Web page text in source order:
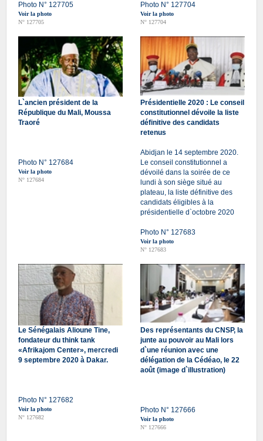
Photo N° 127705
Voir la photo
N° 127705
Photo N° 127704
Voir la photo
N° 127704
L`ancien président de la
République du Mali, Moussa
Traoré
Photo N° 127684
Voir la photo
N° 127684
Présidentielle 2020 : Le conseil
constitutionnel dévoile la liste
définitive des candidats
retenus
Abidjan le 14 septembre 2020.
Le conseil constitutionnel a
dévoilé dans la soirée de ce
lundi à son siège situé au
plateau, la liste définitive des
candidats éligibles à la
présidentielle d`octobre 2020
Photo N° 127683
Voir la photo
N° 127683
Le Sénégalais Alioune Tine,
fondateur du think tank
«Afrikajom Center», mercredi
9 septembre 2020 à Dakar.
Photo N° 127682
Voir la photo
N° 127682
Des représentants du CNSP, la
junte au pouvoir au Mali lors
d`une réunion avec une
délégation de la Cédéao, le 22
août (image d`illustration)
Photo N° 127666
Voir la photo
N° 127666